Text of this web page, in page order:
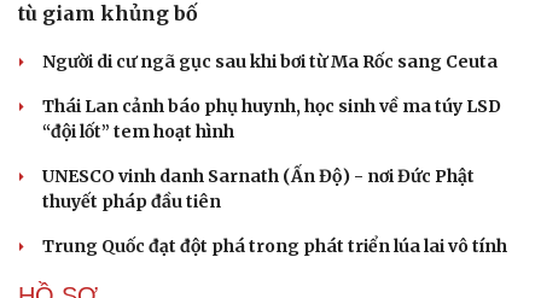
tù giam khủng bố
Người di cư ngã gục sau khi bơi từ Ma Rốc sang Ceuta
Thái Lan cảnh báo phụ huynh, học sinh về ma túy LSD
“đội lốt” tem hoạt hình
UNESCO vinh danh Sarnath (Ấn Độ) - nơi Đức Phật
thuyết pháp đầu tiên
Trung Quốc đạt đột phá trong phát triển lúa lai vô tính